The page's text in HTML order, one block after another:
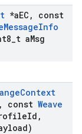
*aEC ,
const
MessageInfo
t aMsg
Context
, const Weave
Id ,